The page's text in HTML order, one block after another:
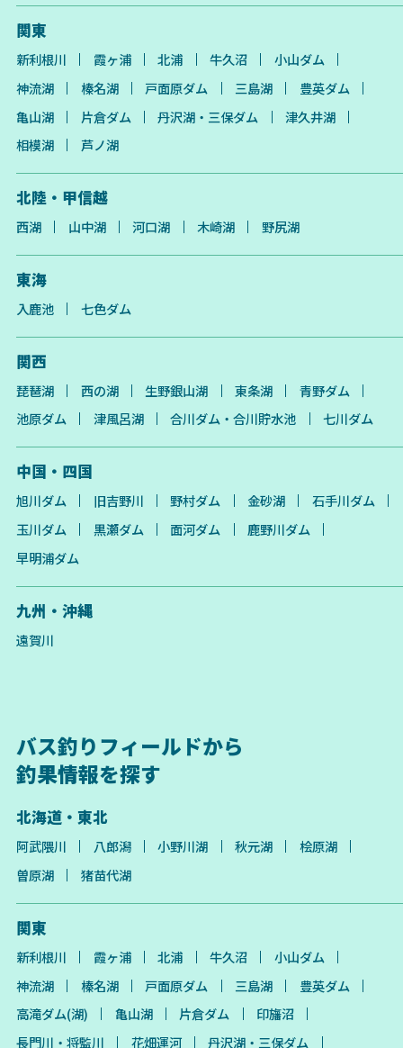
関東
新利根川 霞ヶ浦 北浦 牛久沼
小山ダム
神流湖
榛名湖 戸面原ダム 三島湖
豊英ダム
亀山湖
片倉ダム 丹沢湖・三保ダム
津久井湖
相模湖
芦ノ湖
北陸・甲信越
西湖 山中湖 河口湖 木崎湖 野尻湖
東海
入鹿池 七色ダム
関西
琵琶湖 西の湖 生野銀山湖 東条湖
青野ダム
池原ダム
津風呂湖 合川ダム・合川貯水池 七川ダム
中国・四国
旭川ダム 旧吉野川 野村ダム 金砂湖
石手川ダム
玉川ダム
黒瀬ダム 面河ダム
鹿野川ダム
早明浦ダム
九州・沖縄
遠賀川
バス釣りフィールドから
釣果情報を探す
北海道・東北
阿武隈川 八郎潟 小野川湖 秋元湖
桧原湖
曽原湖
猪苗代湖
関東
新利根川 霞ヶ浦 北浦 牛久沼
小山ダム
神流湖
榛名湖 戸面原ダム 三島湖
豊英ダム
高滝ダム(湖)
亀山湖 片倉ダム
印旛沼
長門川・将監川
花畑運河 丹沢湖・三保ダム